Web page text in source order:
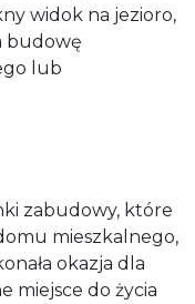
widok na jezioro,
budowę
lub
zabudowy, które
mieszkalnego,
okazja dla
miejsce do życia